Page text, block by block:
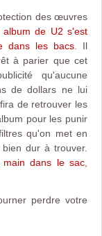
des œuvres
album de U2 s'est
dans les bacs . Il
à parier que cet
qu'aucune
de dollars ne lui
de retrouver les
pour les punir
qu'on met en
dur à trouver.
dans le sac
perdre votre